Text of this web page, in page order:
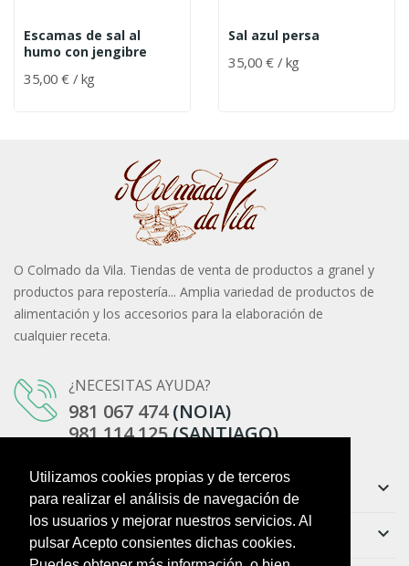
Utilizamos cookies propias y de terceros
para realizar el análisis de navegación de
los usuarios y mejorar nuestros servicios. Al
pulsar Acepto consientes dichas cookies.
Escamas de sal al
humo con jengibre
35,00 € / kg
Sal azul persa
35,00 € / kg
O Colmado da Vila. Tiendas de venta de productos a granel y
productos para repostería... Amplia variedad de productos de
alimentación y los accesorios para la elaboración de
cualquier receta.
¿NECESITAS AYUDA?
981 067 474(NOIA)
981 114 125(SANTIAGO)
Información keyboard_arrow_down
Ayuda keyboard_arrow_down